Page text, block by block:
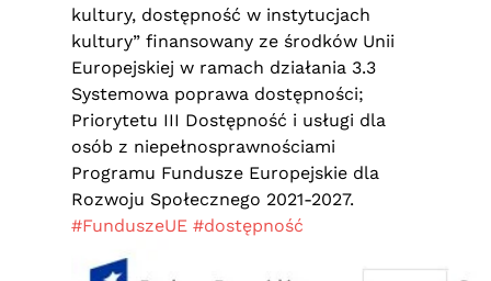
kultury, dostępność w instytucjach
kultury” finansowany ze środków Unii
Europejskiej w ramach działania 3.3
Systemowa poprawa dostępności;
Priorytetu III Dostępność i usługi dla
osób z niepełnosprawnościami
Programu Fundusze Europejskie dla
Rozwoju Społecznego 2021-2027.
#FunduszeUE #dostępność